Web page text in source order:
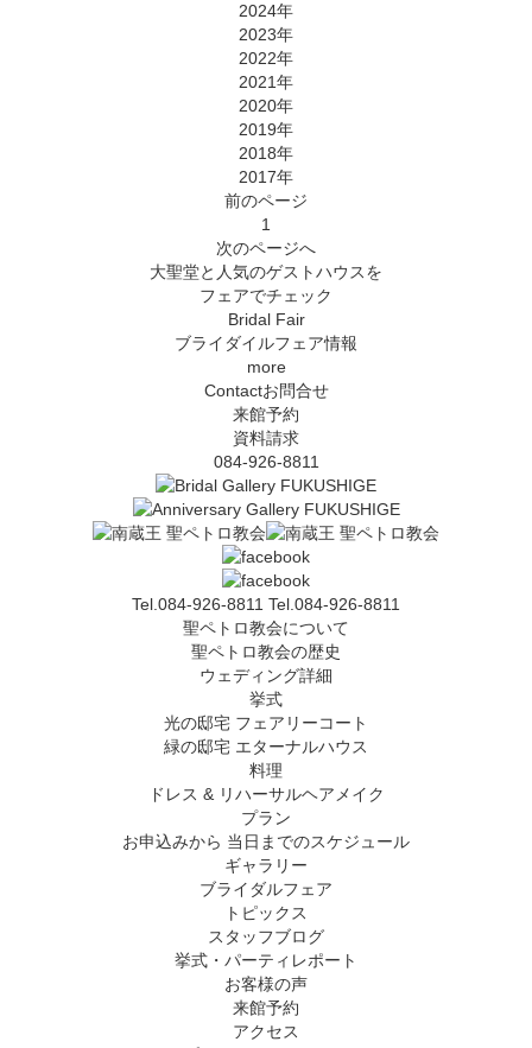
2024年
2023年
2022年
2021年
2020年
2019年
2018年
2017年
前のページ
1
次のページへ
大聖堂と人気のゲストハウスを
フェアでチェック
Bridal Fair
ブライダイルフェア情報
more
Contactお問合せ
来館予約
資料請求
084-926-8811
Tel.084-926-8811 Tel.084-926-8811
聖ペトロ教会について
聖ペトロ教会の歴史
ウェディング詳細
挙式
光の邸宅 フェアリーコート
緑の邸宅 エターナルハウス
料理
ドレス & リハーサルヘアメイク
プラン
お申込みから 当日までのスケジュール
ギャラリー
ブライダルフェア
トピックス
スタッフブログ
挙式・パーティレポート
お客様の声
来館予約
アクセス